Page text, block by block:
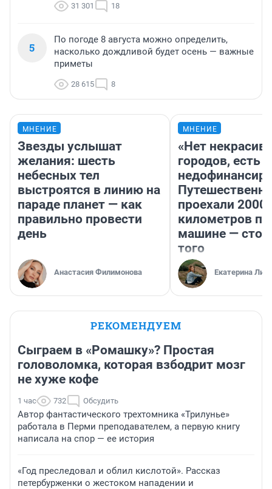
31 301 18
5
По погоде 8 августа можно определить,
насколько дождливой будет осень — важные
приметы
28 615 8
МНЕНИЕ
Звезды услышат
желания: шесть
небесных тел
выстроятся в линию на
параде планет — как
правильно провести
день
Анастасия Филимонова
МНЕНИЕ
«Нет
городов, есть
проехали 2000
километров по
машине —
того
Екатерина
РЕКОМЕНДУЕМ
Сыграем в «Ромашку»? Простая
головоломка, которая взбодрит мозг
не хуже кофе
1 час 732 Обсудить
Автор фантастического трехтомника «Трилунье»
работала в Перми преподавателем, а первую книгу
написала на спор — ее история
«Год преследовал и облил кислотой». Рассказ
петербурженки о жестоком нападении и